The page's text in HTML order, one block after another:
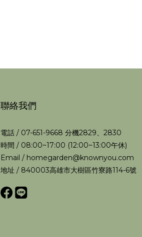
聯絡我們
電話 / 07-651-9668 分機2829、2830
時間 / 08:00~17:00 (12:00~13:00午休)
Email / homegarden@knownyou.com
地址 / 840003高雄市大樹區竹寮路114-6號